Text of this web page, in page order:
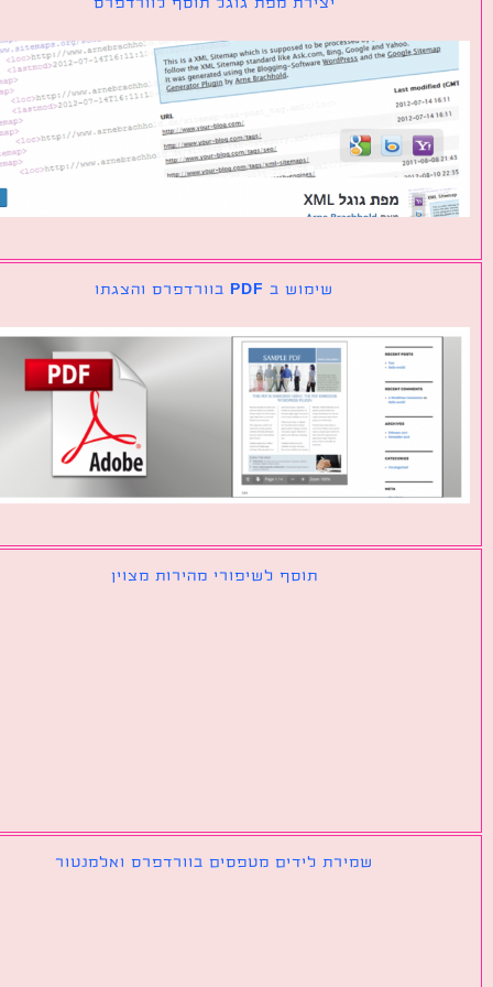
יצירת מפת גוגל תוסף לוורדפרס
שימוש ב PDF בוורדפרס והצגתו
תוסף לשיפורי מהירות מצוין
שמירת לידים מטפסים בוורדפרס ואלמנטור